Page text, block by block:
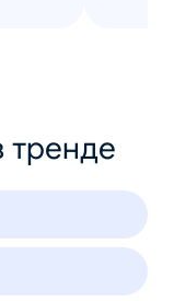
тренде